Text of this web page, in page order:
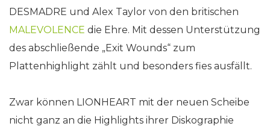
DESMADRE und Alex Taylor von den britischen
MALEVOLENCE die Ehre. Mit dessen Unterstützung
des abschließende „Exit Wounds“ zum
Plattenhighlight zählt und besonders fies ausfällt.
Zwar können LIONHEART mit der neuen Scheibe
nicht ganz an die Highlights ihrer Diskographie